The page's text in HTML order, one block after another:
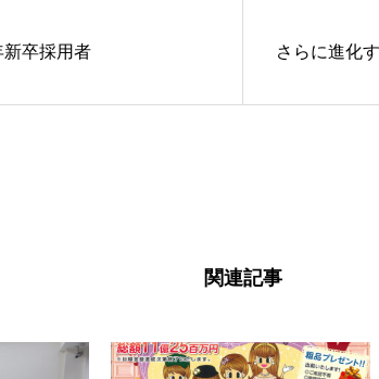
新卒採用者 さらに進化
関連記事